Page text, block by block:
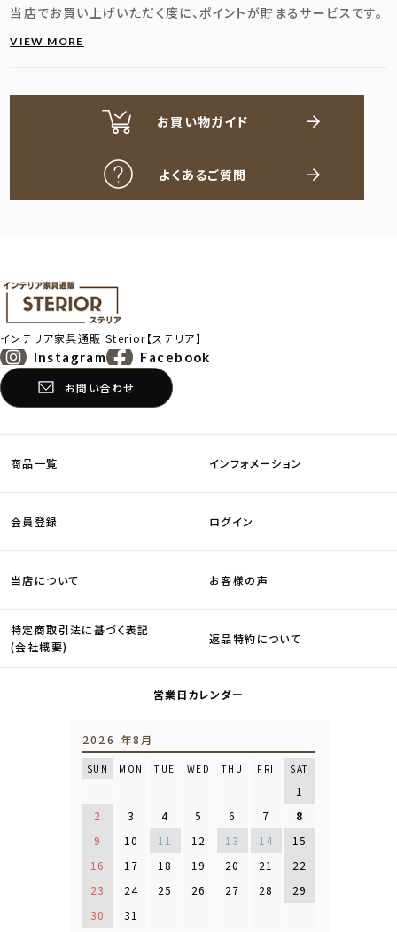
当店でお買い上げいただく度に、ポイントが貯まるサービスです。
VIEW MORE
お買い物ガイド
よくあるご質問
インテリア家具通販Sterior【ステリア】
Instagram Facebook
お問い合わせ
商品一覧 インフォメーション
会員登録 ログイン
当店について お客様の声
特定商取引法に基づく表記
(会社概要)
返品特約について
営業日カレンダー
2026 年8月
SUN MON TUE WED THU FRI SAT
1
2
3 4 5 6 7
8
9
10 11 12 13 14
15
16
17 18 19 20 21
22
23
24 25 26 27 28
29
30
31